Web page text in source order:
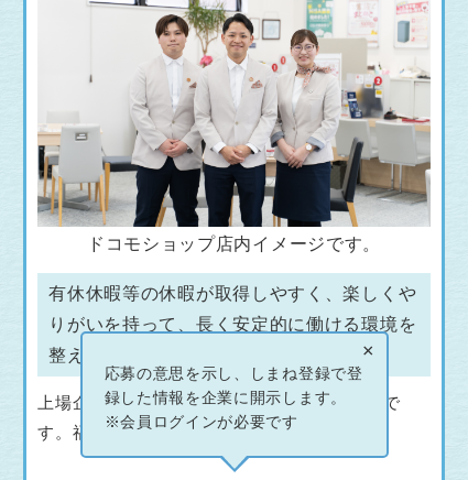
ドコモショップ店内イメージです。
有休休暇等の休暇が取得しやすく、楽しくや
りがいを持って、長く安定的に働ける環境を
整えています。
上場企業の（株）トワライズのグループ会社で
す。福利厚生が充実しています。
×
応募の意思を示し、しまね登録で登
録した情報を企業に開示します。
※会員ログインが必要です